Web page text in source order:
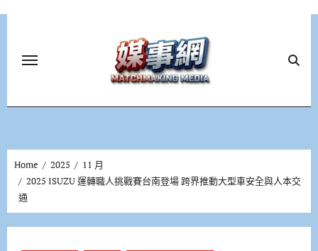
Home 2025
11 月
2025 ISUZU 運轉職人挑戰賽台南登場 跨界推動大型車安全與人本交
通